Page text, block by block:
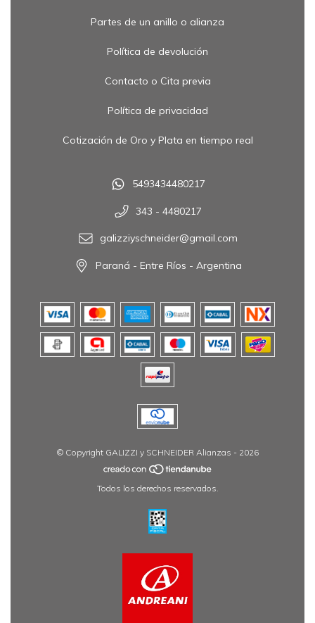
Partes de un anillo o alianza
Política de devolución
Contacto o Cita previa
Política de privacidad
Cotización de Oro y Plata en tiempo real
5493434480217
343 - 4480217
galizziyschneider@gmail.com
Paraná - Entre Ríos - Argentina
© Copyright GALIZZI y SCHNEIDER Alianzas - 2026
Todos los derechos reservados.